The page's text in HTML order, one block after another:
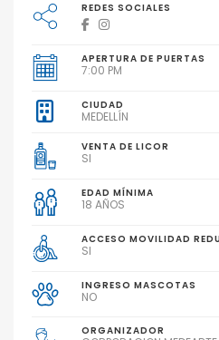
REDES SOCIALES
APERTURA DE PUERTAS
7:00 PM
CIUDAD
MEDELLÍN
VENTA DE LICOR
SI
EDAD MÍNIMA
18 AÑOS
ACCESO MOVILIDAD
SI
INGRESO MASCOTAS
NO
ORGANIZADOR